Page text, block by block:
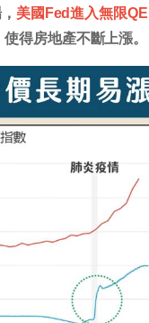
美國Fed進入無限QE
使得房地產不斷上漲。